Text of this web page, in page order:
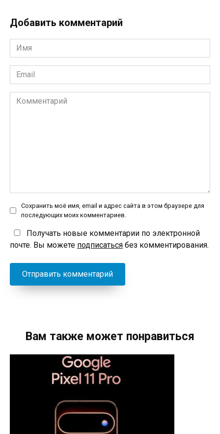
Добавить комментарий
Имя
*
Email
*
Комментарий
Сохранить моё имя, email и адрес сайта в этом браузере для
последующих моих комментариев.
Получать новые комментарии по электронной
почте. Вы можете подписаться без комментирования.
Вам также может понравиться